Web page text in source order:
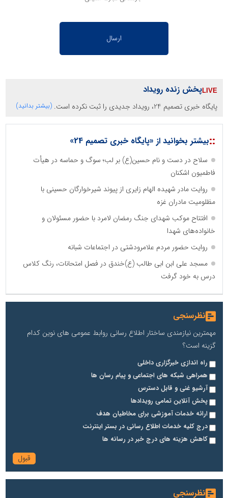
پخش زنده رویداد
پایگاه خبری تصمیم 24، رویداد جدیدی را ثبت نکرده است. (بیشتر بدانید)
::بیشتر بخوانید از «پایگاه خبری تصمیم 24»
سلاح در دست و نام حسین(ع) بر لب؛ سوگ و حماسه در هیأت
فاطمیون اشکنان
روایت مادر شهیده الهام زایری از پیوند شیرخوارگان حسینی با
مظلومیت مادران غزه
افتتاح موکب شهدای جنگ رمضان لامرد با حضور مسئولان و
خانواده‌های شهدا
روایت حضور مردم علامرودشتی در اجتماعات شبانه
مسجد علی ابن ابی طالب (ع)خندق در فصل امتحانات، رنگ کلاس
درس به خود گرفت
نظرسنجی
مهمترین نیازمندی ساختار اطلاع رسانی روابط عمومی های نوین کدام
گزینه است؟
راه اندازی خبرگزاری داخلی
همراهی شبکه های اجتماعی و پیام رسان ها
آرشیو غنی و قابل دسترس
پخش آنلاین تمامی رویدادها
ارائه خدمات آموزشی برای مخاطیان هدف
درج کلیه خدمات اطلاع رسانی در بستر اینترنت
کاهش هزینه های درج خبر در رسانه ها
نظرسنجی